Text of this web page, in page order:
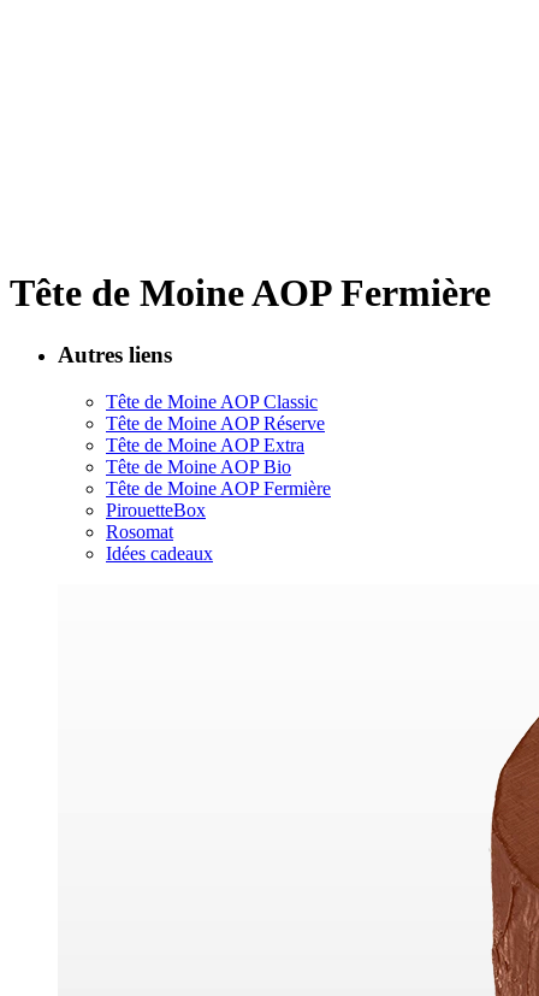
Tête de Moine AOP Fermière
Autres liens
Tête de Moine AOP Classic
Tête de Moine AOP Réserve
Tête de Moine AOP Extra
Tête de Moine AOP Bio
Tête de Moine AOP Fermière
PirouetteBox
Rosomat
Idées cadeaux